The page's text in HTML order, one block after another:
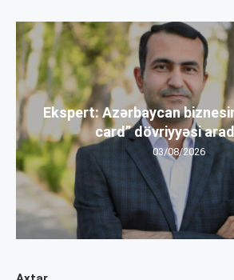
Ekspert: Azərbaycan
card” dövriyyəsi
03/08/2026